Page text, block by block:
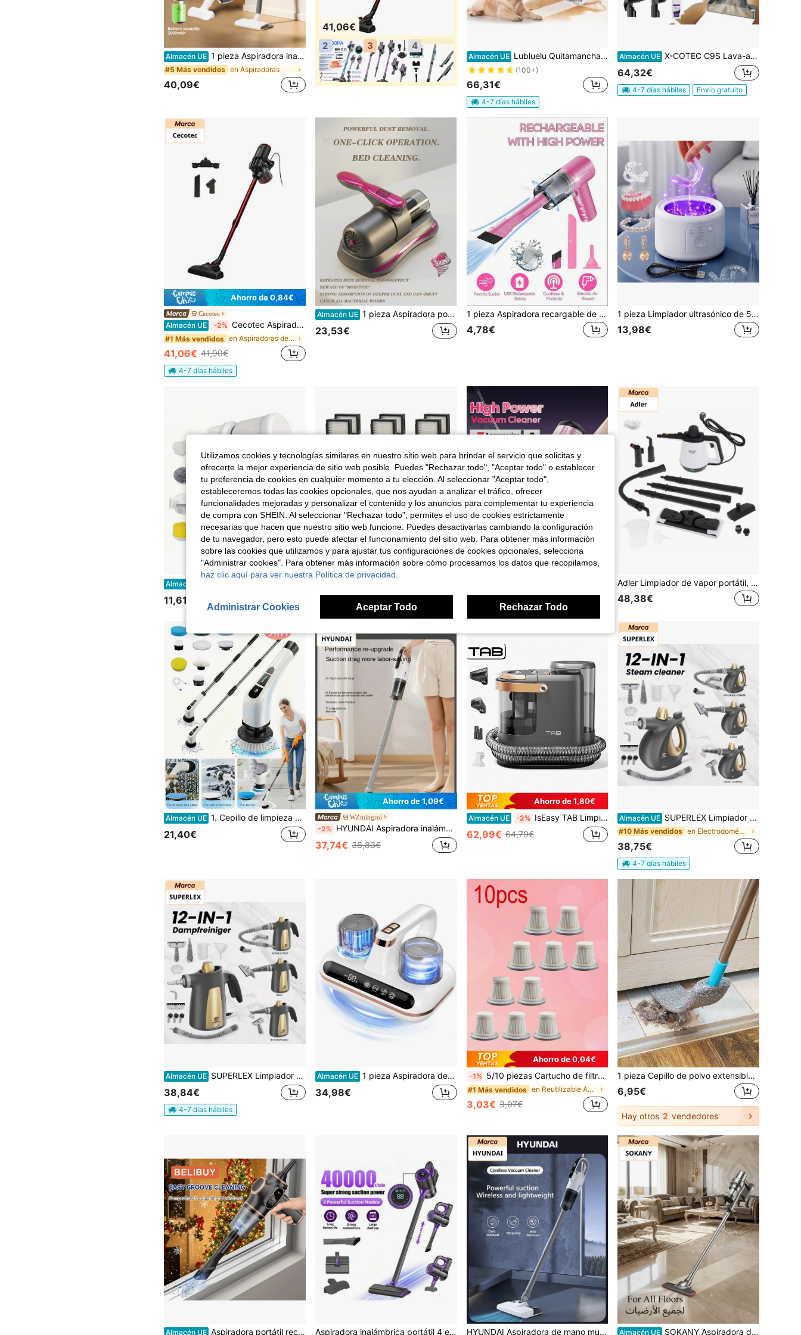
Almacén UE 1 pieza Aspiradora inalámbrica de mano para uso húmedo y seco, uso doméstico y para automóvil para pelo de mascota y ácaros del polvo, succión potente de 15 kPa, ajuste de 3 velocidades, carga rápida tipo C, 30 min de autonomía, almacenamiento en pared, adecuada para alfombras y pisos duros
#5 Más vendidos en Aspiradoras
40,09€
41,06€
2 3 4
Almacén UE Lubluelu Quitamanchas portátil multifuncional para alfombras y tapicería, potente potencia de succión de 13500 Pa, máquina de limpieza de telas con doble tanque de agua, quitamanchas sin químicos para alfombras, mascotas, asientos de coche, sofás y sillones (blanco)
(100+)
66,31€
4-7 días hábiles
Almacén UE X-COTEC C9S Lava-aspiradora de Tapicerías y Sofás 13kPa, Máquina Limpiadora de Alfombras 450W, Quitamanchas Portátil para Coche, Kit 3 Cepillos
64,32€
4-7 días hábiles Envío gratuito
Ahorro de 0,84€
Cecotec
Almacén UE -2% Cecotec Aspiradora Vertical 2 en 1 con Cable ThunderBrush. 600 W, Escoba y de Mano, Tecnología Ciclónica sin Bolsa, Filtro Alta Eficiencia, Bajo Consumo, Radio de Acción 6m, Depósito 500ml
#1 Más vendidos en Aspiradoras de escoba
41,06€ 41,90€
4-7 días hábiles
Almacén UE 1 pieza Aspiradora portátil recargable para eliminar ácaros del polvo, aspiradora doméstica, dispositivo para eliminar el cabello, aspiradora de mano inalámbrica, limpieza eficiente para ropa de cama/sofá/pelo de mascota/alfombra
23,53€
1 pieza Aspiradora recargable de alta potencia con succión súper fuerte, batería de litio recargable de 2000mAh con duración ultra larga, aspiradora portátil, perfecta para vacaciones, vacaciones de verano y viajes, mejor opción para regalos a amigos, regalos de graduación, regalos de regreso a clases, decoraciones navideñas, regalos del Día de San Valentín, regalos a los padres, Halloween, Acción de Gracias, regalos personalizados, regalos de cumpleaños, regalos de Año Nuevo
4,78€
1 pieza Limpiador ultrasónico de 50Hz, 3 modos con temporizador digital, adecuado para limpiar dentaduras postizas, protectores bucales, aparatos dentales, cepillos de dientes, joyas y talla grande
13,98€
Almacén UE
11,61€ 4,83€
Ahorro de 0,10€
15,20€
Adler Limpiador de vapor portátil, limpiador de superficies multifunción, 2000W, 44g/Min, 120°C, 3.5 Bar, sin químicos, 13 accesorios, tanque de agua de 450ml, protección contra sobrecalentamiento, cable de alimentación de 2.78m
48,38€
Almacén UE 1. Cepillo de limpieza eléctrico inalámbrico y giratorio - Recargable por USB, 7-9 cabezales de cepillo reemplazables, ajuste de doble velocidad, mango telescópico desmontable, indicador de nivel de batería, adecuado para la limpieza de cocina/sala de estar/baño, alimentado por batería de litio, productos de limpieza doméstica 7 en 1 y 9 en 1
21,40€
Ahorro de 1,09€
WZmingrui
-2% HYUNDAI Aspiradora inalámbrica portátil, ligera con succión potente, 2 en 1 seco y húmedo, aspiradora y trapeador para el hogar, el coche, la residencia universitaria, la oficina, el pelo de las mascotas y talla grande
37,74€ 38,83€
Ahorro de 1,80€
Almacén UE -2% IsEasy TAB Limpiamanchas, Limpiador de Tapicerías para Alfombras, Tapetes, Tapicerías, Escaleras, Autos, Aspiradora de Lavado, Limpiador de Alfombras, Agua Caliente, Tecnología de Dos Tanques, Succión Fuerte 18KPa, R3
62,99€ 64,79€
Almacén UE SUPERLEX Limpiador de vapor de mano 1050 W, calentamiento rápido, limpiador de vapor con 9 accesorios con bloqueo para niños y tapa de Proteger , limpiador de vapor portátil para alfombras, coches, suelos, ventanas y sofás,
#10 Más vendidos en Electrodomésticos de limpieza
38,75€
4-7 días hábiles
Almacén UE SUPERLEX Limpiador de vapor de mano 1050 W, calentamiento rápido, limpiador de vapor con 9 accesorios con bloqueo para niños y tapa de Proteger , limpiador de vapor portátil para alfombras, coches, suelos, ventanas y sofás,
38,84€
4-7 días hábiles
Almacén UE 1 pieza Aspiradora de mano portátil, herramienta de limpieza y eliminación de polvo, quitapelos para mascotas, aspiradora de mano inalámbrica, limpia eficazmente ropa de cama, sofás, pelos de mascotas y alfombras, artículos de limpieza
34,98€
Ahorro de 0,04€
-1% 5/10 piezas Cartucho de filtro reutilizable y lavable para aspiradora inalámbrica de coche, material de plástico, adecuado para modelos específicos, sin batería, cartucho de filtro de esponja ciclónica, aplicable para la serie V8
#1 Más vendidos en Reutilizable Accesorios para herramientas
3,03€ 3,07€
1 pieza Cepillo de polvo extensible, cepillo de limpieza con cabeza doblada, quitapolvo de ventilador de techo reutilizable y lavable, herramienta de limpieza de muebles y automóviles, suministros de limpieza
6,95€
Hay otros 2 vendedores
Almacén UE Aspiradora portátil recargable adecuada para el hogar, el coche, la oficina, con potente succión, electrodoméstico pequeño de alta potencia Aspiradora inalámbrica portátil 4 en 1, aspiradora vertical ligera con succión potente, cepillo LED, anti-pelo, 3 baterías recargables de 2000 mAh - Adecuada para el hogar, el automóvil, el pelo de las mascotas, alfombras y suelos duros HYUNDAI Aspiradora de mano multifuncional, succión potente en seco y húmedo, adecuada para la limpieza del hogar, el pelo de las mascotas y otras aspiraciones, engranaje ajustable, aplicable para el hogar, la residencia y talla grande, aspiradora portátil recargable desmontable
#5 Más vendidos en Aspiradoras de escoba
Almacén UE SOKANY Aspiradora de mano con capacidad de 1,1 L, ángulo flexible de 90°, cable de alimentación de 40", motor de alta potencia de 450 W, elimina eficazmente el pelo de las mascotas, el polvo y los ácaros del colchón, con sistema de filtración de 5 etapas, electrodoméstico esencial para el hogar
Utilizamos cookies y tecnologías similares en nuestro sitio web para brindar el servicio que solicitas y
ofrecerte la mejor experiencia de sitio web posible. Puedes "Rechazar todo", "Aceptar todo" o establecer
tu preferencia de cookies en cualquier momento a tu elección. Al seleccionar "Aceptar todo",
estableceremos todas las cookies opcionales, que nos ayudan a analizar el tráfico, ofrecer
funcionalidades mejoradas y personalizar el contenido y los anuncios para complementar tu experiencia
de compra con SHEIN. Al seleccionar "Rechazar todo", permites el uso de cookies estrictamente
necesarias que hacen que nuestro sitio web funcione. Puedes desactivarlas cambiando la configuración
de tu navegador, pero esto puede afectar el funcionamiento del sitio web. Para obtener más información
sobre las cookies que utilizamos y para ajustar tus configuraciones de cookies opcionales, selecciona
"Administrar cookies". Para obtener más información sobre cómo procesamos los datos que recopilamos,
haz clic aquí para ver nuestra Política de privacidad.
Administrar Cookies Aceptar Todo Rechazar Todo